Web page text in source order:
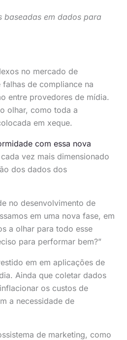
baseadas em dados para
no mercado de
de compliance na
entre provedores de mídia.
olhar, como toda a
em xeque.
com essa nova
vez mais dimensionado
dos dados dos
no desenvolvimento de
em uma nova fase, em
a olhar para todo esse
para performar bem?”
em em aplicações de
Ainda que coletar dados
os custos de
a necessidade de
de marketing, como